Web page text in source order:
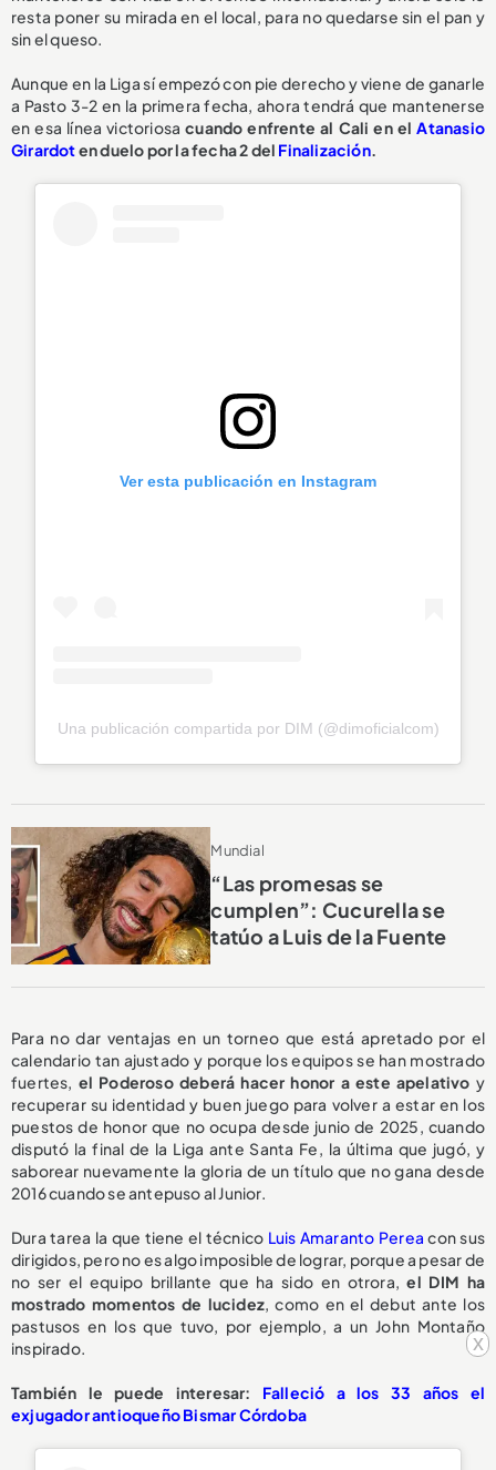
x
resta poner su mirada en el local, para no quedarse sin el pan y
sin el queso.
Aunque en la Liga sí empezó con pie derecho y viene de ganarle
a Pasto 3-2 en la primera fecha, ahora tendrá que mantenerse
en esa línea victoriosacuando enfrente al Cali en elAtanasio
Girardoten duelo por la fecha 2 del Finalización.
Ver esta publicación en Instagram
Una publicación compartida por DIM (@dimoficialcom)
Mundial
“Las promesas se
cumplen”: Cucurella se
tatúo a Luis de la Fuente
Para no dar ventajas en un torneo que está apretado por el
calendario tan ajustado y porque los equipos se han mostrado
fuertes, el Poderoso deberá hacer honor a este apelativo y
recuperar su identidad y buen juego para volver a estar en los
puestos de honor que no ocupa desde junio de 2025, cuando
disputó la final de la Liga ante Santa Fe, la última que jugó, y
saborear nuevamente la gloria de un título que no gana desde
2016 cuando se antepuso al Junior.
Dura tarea la que tiene el técnico Luis Amaranto Perea con sus
dirigidos, pero no es algo imposible de lograr, porque a pesar de
no ser el equipo brillante que ha sido en otrora,el DIM ha
mostrado momentos de lucidez, como en el debut ante los
pastusos en los que tuvo, por ejemplo, a un John Montaño
inspirado.
También le puede interesar: Falleció a los 33 años el
exjugador antioqueño Bismar Córdoba